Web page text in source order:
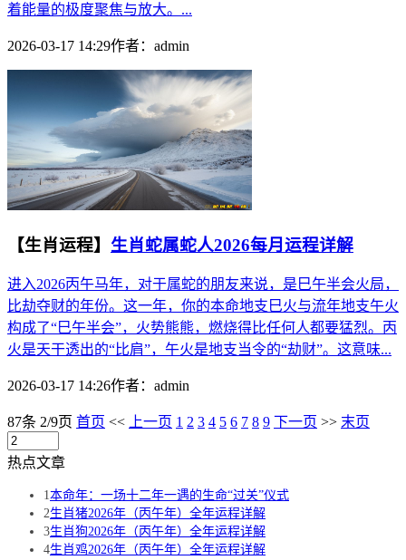
着能量的极度聚焦与放大。...
2026-03-17 14:29作者： admin
【生肖运程】 生肖蛇属蛇人2026每月运程详解
进入2026丙午马年，对于属蛇的朋友来说，是巳午半会火局，
比劫夺财的年份。这一年，你的本命地支巳火与流年地支午火
构成了“巳午半会”，火势熊熊，燃烧得比任何人都要猛烈。丙
火是天干透出的“比肩”，午火是地支当令的“劫财”。这意味...
2026-03-17 14:26作者： admin
87条 2/9页 首页 << 上一页 1 2 3 4 5 6 7 8 9 下一页 >> 末页
热点文章
1本命年：一场十二年一遇的生命“过关”仪式
2生肖猪2026年（丙午年）全年运程详解
3生肖狗2026年（丙午年）全年运程详解
4生肖鸡2026年（丙午年）全年运程详解